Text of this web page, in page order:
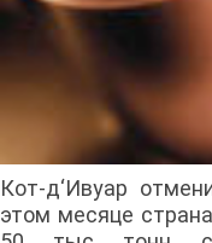
Кот-д‘Ивуар
этом месяце